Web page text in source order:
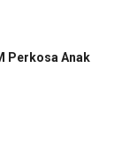
Perkosa Anak